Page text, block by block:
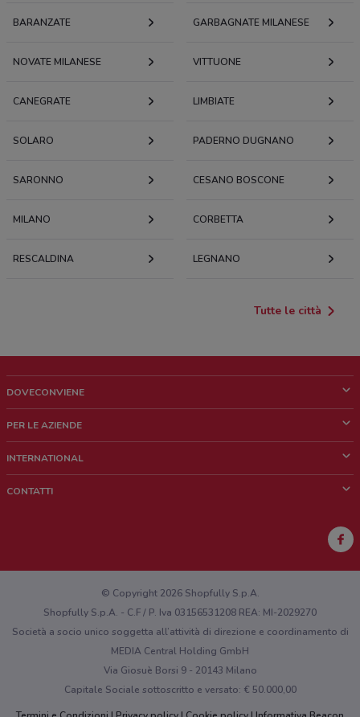
BARANZATE GARBAGNATE MILANESE
NOVATE MILANESE VITTUONE
CANEGRATE LIMBIATE
SOLARO PADERNO DUGNANO
SARONNO CESANO BOSCONE
MILANO CORBETTA
RESCALDINA LEGNANO
Tutte le città
DOVECONVIENE
Chi siamo
Lavora con noi
PER LE AZIENDE
Richieste commerciali e marketing
INTERNATIONAL
CONTATTI
Hai un malfunzionamento sul web o sull'app?
© Copyright 2026 Shopfully S.p.A.
Shopfully S.p.A. - C.F / P. Iva 03156531208 REA: MI-2029270
Società a socio unico soggetta all’attività di direzione e coordinamento di
MEDIA Central Holding GmbH
Via Giosuè Borsi 9 - 20143 Milano
Capitale Sociale sottoscritto e versato: € 50.000,00